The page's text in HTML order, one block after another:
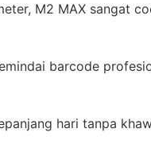
M2 MAX sangat
barcode
hari tanpa